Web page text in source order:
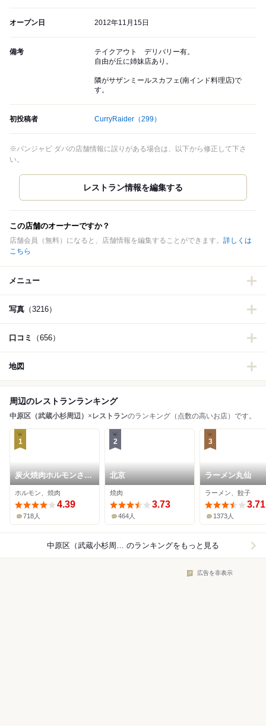
オープン日 2012年11月15日
備考
テイクアウト デリバリー有。
自由が丘に姉妹店あり。
隣がサザンミールスカフェ(南インド料理店)で
す。
初投稿者 CurryRaider （299）
※パンジャビ ダバの店舗情報に誤りがある場合は、以下から修正して下さ
い。
この店舗のオーナーですか？
店舗会員（無料）になると、店舗情報を編集することができます。 詳しくは
こちら
メニュー
写真 （3216）
口コミ （656）
地図
周辺のレストランランキング
中原区（武蔵小杉周辺） × レストランのランキング（点数の高いお店）です。
1
炭火焼肉ホルモンさわ
いし
ホルモン、焼肉
4.39
718人
2
北京
焼肉
3.73
464人
3
ラーメン丸仙
ラーメン、餃子
3.71
1373人
中原区（武蔵小杉周辺）×レストラン のランキングをもっと見る
広告を非表示